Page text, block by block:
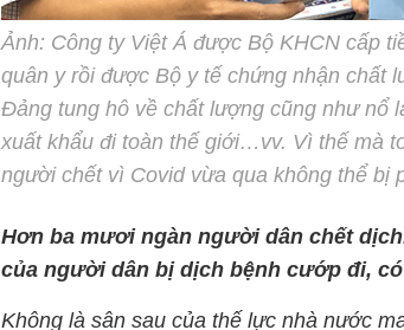
Ảnh: Công ty Việt Á được Bộ KHCN cấp
quân y rồi được Bộ y tế chứng nhận chất
Đảng tung hô về chất lượng cũng như nổ
xuất khẩu đi toàn thế giới…vv. Vì thế mà
người chết vì Covid vừa qua không thể bị
Hơn ba mươi ngàn người dân chết
của người dân bị dịch bệnh cướp đi,
Không là sân sau của thế lực nhà nước